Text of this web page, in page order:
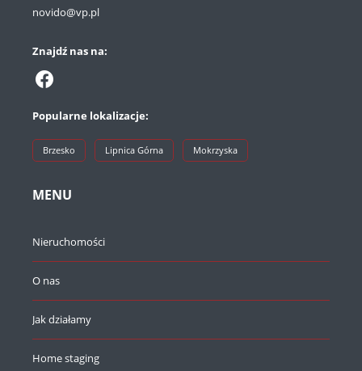
novido@vp.pl
Znajdź nas na:
Popularne lokalizacje:
Brzesko Lipnica Górna Mokrzyska
MENU
Nieruchomości
O nas
Jak działamy
Home staging